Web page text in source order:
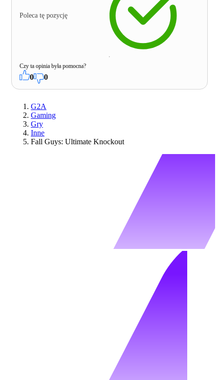
Poleca tę pozycję
Czy ta opinia była pomocna?
0 0
G2A
Gaming
Gry
Inne
Fall Guys: Ultimate Knockout